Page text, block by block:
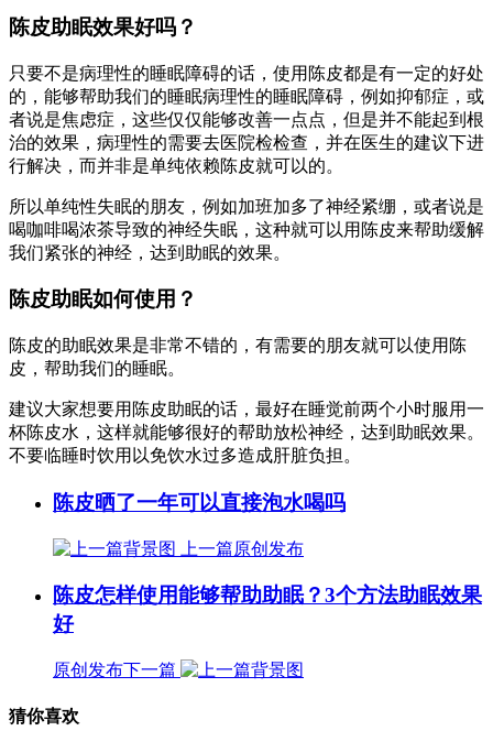
陈皮助眠效果好吗？
只要不是病理性的睡眠障碍的话，使用陈皮都是有一定的好处
的，能够帮助我们的睡眠病理性的睡眠障碍，例如抑郁症，或
者说是焦虑症，这些仅仅能够改善一点点，但是并不能起到根
治的效果，病理性的需要去医院检检查，并在医生的建议下进
行解决，而并非是单纯依赖陈皮就可以的。
所以单纯性失眠的朋友，例如加班加多了神经紧绷，或者说是
喝咖啡喝浓茶导致的神经失眠，这种就可以用陈皮来帮助缓解
我们紧张的神经，达到助眠的效果。
陈皮助眠如何使用？
陈皮的助眠效果是非常不错的，有需要的朋友就可以使用陈
皮，帮助我们的睡眠。
建议大家想要用陈皮助眠的话，最好在睡觉前两个小时服用一
杯陈皮水，这样就能够很好的帮助放松神经，达到助眠效果。
不要临睡时饮用以免饮水过多造成肝脏负担。
陈皮晒了一年可以直接泡水喝吗
上一篇原创发布
陈皮怎样使用能够帮助助眠？3个方法助眠效果
好
原创发布下一篇
猜你喜欢